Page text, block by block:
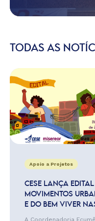
TODAS AS
Apoio a Projetos
CESE LANÇA
MOVIMENTOS
E DO BEM VIVER
A Coordenadoria